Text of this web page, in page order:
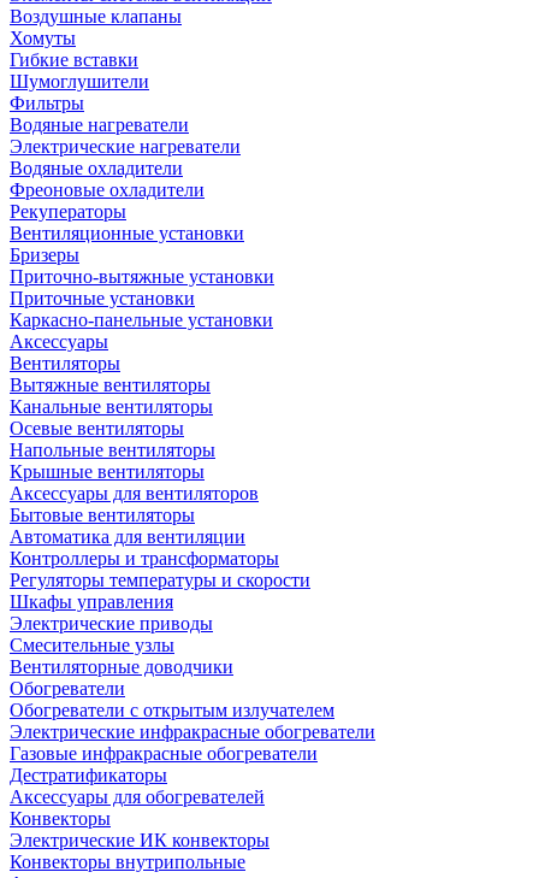
Воздушные клапаны
Хомуты
Гибкие вставки
Шумоглушители
Фильтры
Водяные нагреватели
Электрические нагреватели
Водяные охладители
Фреоновые охладители
Рекуператоры
Вентиляционные установки
Бризеры
Приточно-вытяжные установки
Приточные установки
Каркасно-панельные установки
Аксессуары
Вентиляторы
Вытяжные вентиляторы
Канальные вентиляторы
Осевые вентиляторы
Напольные вентиляторы
Крышные вентиляторы
Аксессуары для вентиляторов
Бытовые вентиляторы
Автоматика для вентиляции
Контроллеры и трансформаторы
Регуляторы температуры и скорости
Шкафы управления
Электрические приводы
Смесительные узлы
Вентиляторные доводчики
Обогреватели
Обогреватели с открытым излучателем
Электрические инфракрасные обогреватели
Газовые инфракрасные обогреватели
Дестратификаторы
Аксессуары для обогревателей
Конвекторы
Электрические ИК конвекторы
Конвекторы внутрипольные